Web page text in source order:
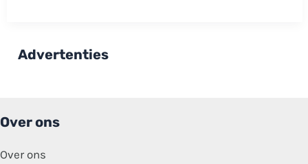
geslacht
Advertenties
Over ons
Over ons